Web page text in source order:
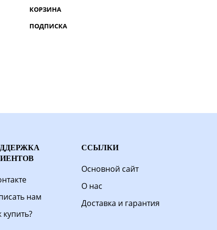
КОРЗИНА
ПОДПИСКА
нам
купить?
ССЫЛКИ
Основной сайт
О нас
Доставка и гарантия